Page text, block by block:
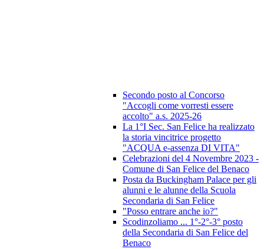
Secondo posto al Concorso
"Accogli come vorresti essere
accolto" a.s. 2025-26
La 1°I Sec. San Felice ha realizzato
la storia vincitrice progetto
"ACQUA e-assenza DI VITA"
Celebrazioni del 4 Novembre 2023 -
Comune di San Felice del Benaco
Posta da Buckingham Palace per gli
alunni e le alunne della Scuola
Secondaria di San Felice
"Posso entrare anche io?"
Scodinzoliamo ... 1°-2°-3° posto
della Secondaria di San Felice del
Benaco